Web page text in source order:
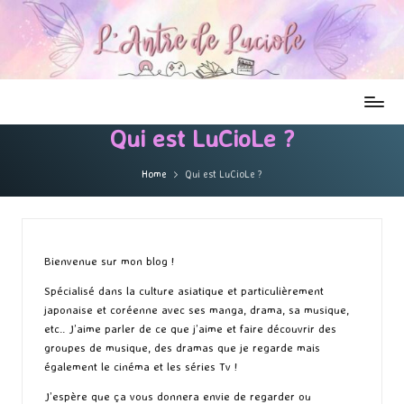
Qui est LuCioLe ?
Home Qui est LuCioLe ?
Bienvenue sur mon blog !
Spécialisé dans la culture asiatique et particulièrement
japonaise et coréenne avec ses manga, drama, sa musique,
etc.. J’aime parler de ce que j’aime et faire découvrir des
groupes de musique, des dramas que je regarde mais
également le cinéma et les séries Tv !
J’espère que ça vous donnera envie de regarder ou